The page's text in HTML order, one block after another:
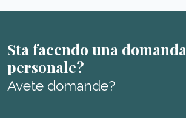
Sta facendo una domanda
personale?
Avete domande?